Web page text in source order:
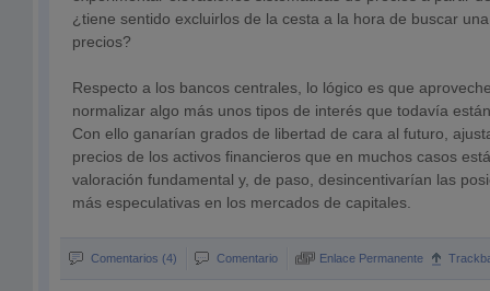
¿tiene sentido excluirlos de la cesta a la hora de buscar
precios?
Respecto a los bancos centrales, lo lógico es que
normalizar algo más unos tipos de interés que todavía
Con ello ganarían grados de libertad de cara al futuro,
precios de los activos financieros que en muchos casos
valoración fundamental y, de paso, desincentivarían las
más especulativas en los mercados de capitales.
Comentarios (4) Comentario Enlace Permanente